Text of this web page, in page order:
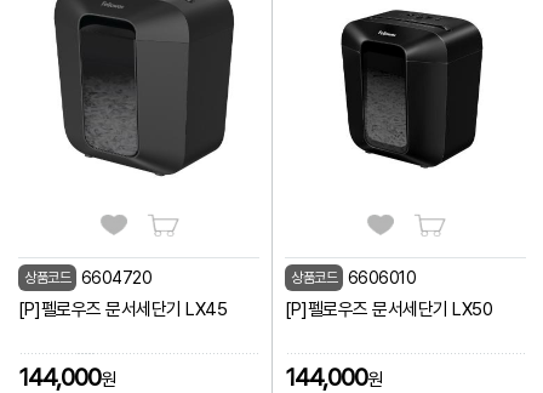
상품코드 6604720
[P]펠로우즈 문서세단기 LX45
144,000원
상품코드 6606010
[P]펠로우즈 문서세단기 LX50
144,000원